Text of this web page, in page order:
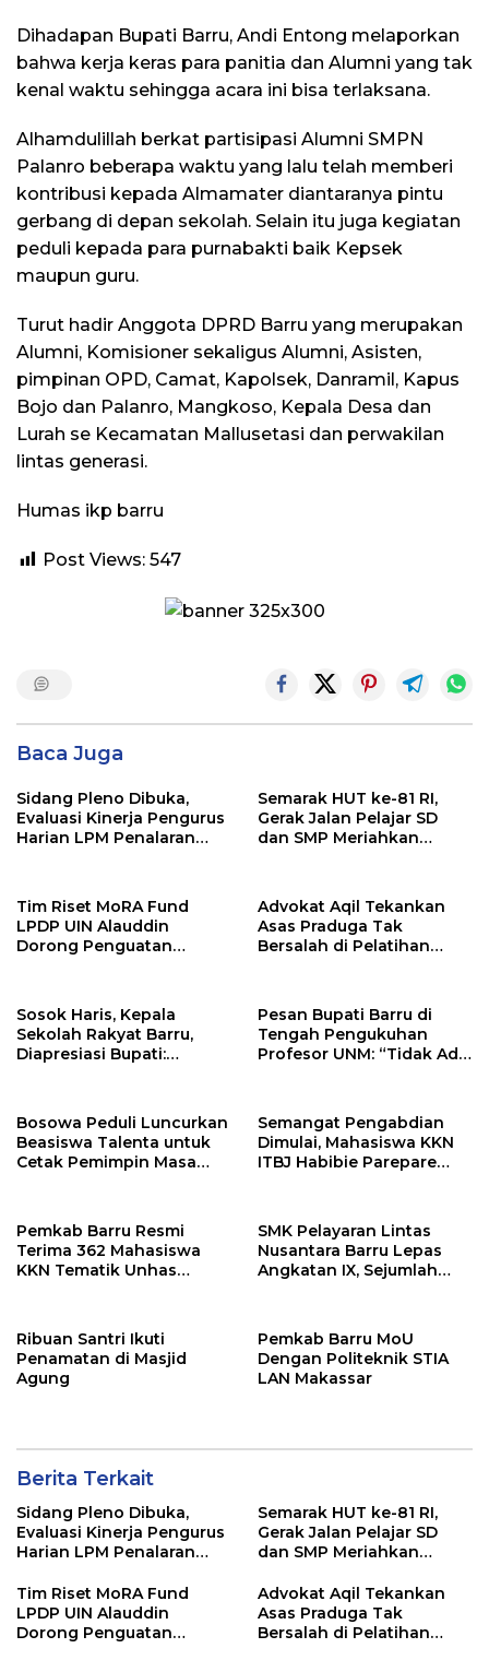
Dihadapan Bupati Barru, Andi Entong melaporkan
bahwa kerja keras para panitia dan Alumni yang tak
kenal waktu sehingga acara ini bisa terlaksana.
Alhamdulillah berkat partisipasi Alumni SMPN
Palanro beberapa waktu yang lalu telah memberi
kontribusi kepada Almamater diantaranya pintu
gerbang di depan sekolah. Selain itu juga kegiatan
peduli kepada para purnabakti baik Kepsek
maupun guru.
Turut hadir Anggota DPRD Barru yang merupakan
Alumni, Komisioner sekaligus Alumni, Asisten,
pimpinan OPD, Camat, Kapolsek, Danramil, Kapus
Bojo dan Palanro, Mangkoso, Kepala Desa dan
Lurah se Kecamatan Mallusetasi dan perwakilan
lintas generasi.
Humas ikp barru
Post Views: 547
Baca Juga
Sidang Pleno Dibuka,
Evaluasi Kinerja Pengurus
Harian LPM Penalaran
Semarak HUT ke-81 RI,
Gerak Jalan Pelajar SD
dan SMP Meriahkan
Tim Riset MoRA Fund
LPDP UIN Alauddin
Dorong Penguatan
Advokat Aqil Tekankan
Asas Praduga Tak
Bersalah di Pelatihan
Sosok Haris, Kepala
Sekolah Rakyat Barru,
Diapresiasi Bupati:
Pesan Bupati Barru di
Tengah Pengukuhan
Profesor UNM: “Tidak Ada
Bosowa Peduli Luncurkan
Beasiswa Talenta untuk
Cetak Pemimpin Masa
Semangat Pengabdian
Dimulai, Mahasiswa KKN
ITBJ Habibie Parepare
Pemkab Barru Resmi
Terima 362 Mahasiswa
KKN Tematik Unhas
SMK Pelayaran Lintas
Nusantara Barru Lepas
Angkatan IX, Sejumlah
Ribuan Santri Ikuti
Penamatan di Masjid
Agung
Pemkab Barru MoU
Dengan Politeknik STIA
LAN Makassar
Berita Terkait
Sidang Pleno Dibuka,
Evaluasi Kinerja Pengurus
Harian LPM Penalaran
Semarak HUT ke-81 RI,
Gerak Jalan Pelajar SD
dan SMP Meriahkan
Tim Riset MoRA Fund
LPDP UIN Alauddin
Dorong Penguatan
Advokat Aqil Tekankan
Asas Praduga Tak
Bersalah di Pelatihan